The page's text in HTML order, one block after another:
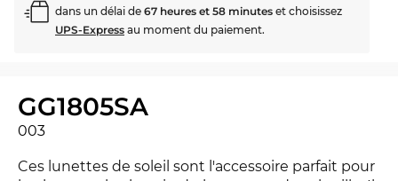
dans un délai de 67 heures et 58 minutes et choisissez
UPS-Express au moment du paiement.
GG1805SA
003
Ces lunettes de soleil sont l'accessoire parfait pour